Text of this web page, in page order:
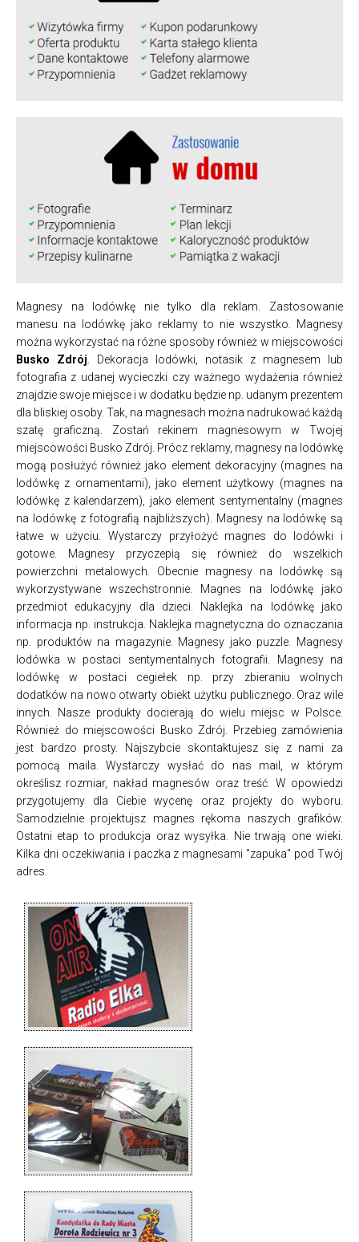
Magnesy na lodówkę nie tylko dla reklam. Zastosowanie
manesu na lodówkę jako reklamy to nie wszystko. Magnesy
można wykorzystać na różne sposoby również w miejscowości
Busko Zdrój . Dekoracja lodówki, notasik z magnesem lub
fotografia z udanej wycieczki czy ważnego wydażenia również
znajdzie swoje miejsce i w dodatku będzie np. udanym prezentem
dla bliskiej osoby. Tak, na magnesach można nadrukować każdą
szatę graficzną. Zostań rekinem magnesowym w Twojej
miejscowości Busko Zdrój. Prócz reklamy, magnesy na lodówkę
mogą posłużyć również jako element dekoracyjny (magnes na
lodówkę z ornamentami), jako element użytkowy (magnes na
lodówkę z kalendarzem), jako element sentymentalny (magnes
na lodówkę z fotografią najbliższych). Magnesy na lodówkę są
łatwe w użyciu. Wystarczy przyłożyć magnes do lodówki i
gotowe. Magnesy przyczepią się również do wszelkich
powierzchni metalowych. Obecnie magnesy na lodówkę są
wykorzystywane wszechstronnie. Magnes na lodówkę jako
przedmiot edukacyjny dla dzieci. Naklejka na lodówkę jako
informacja np. instrukcja. Naklejka magnetyczna do oznaczania
np. produktów na magazynie. Magnesy jako puzzle. Magnesy
lodówka w postaci sentymentalnych fotografii. Magnesy na
lodówkę w postaci cegiełek np. przy zbieraniu wolnych
dodatków na nowo otwarty obiekt użytku publicznego. Oraz wile
innych. Nasze produkty docierają do wielu miejsc w Polsce.
Również do miejscowości Busko Zdrój. Przebieg zamówienia
jest bardzo prosty. Najszybcie skontaktujesz się z nami za
pomocą maila. Wystarczy wysłać do nas mail, w którym
określisz rozmiar, nakład magnesów oraz treść. W opowiedzi
przygotujemy dla Ciebie wycenę oraz projekty do wyboru.
Samodzielnie projektujsz magnes rękoma naszych grafików.
Ostatni etap to produkcja oraz wysyłka. Nie trwają one wieki.
Kilka dni oczekiwania i paczka z magnesami "zapuka" pod Twój
adres.